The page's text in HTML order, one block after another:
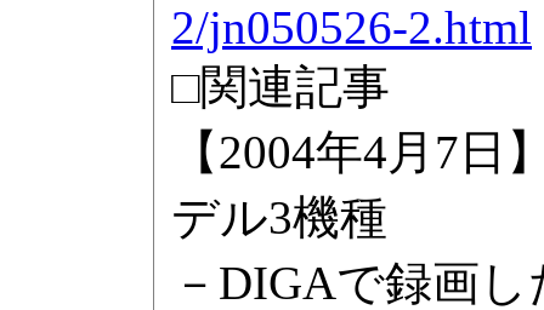
2/jn050526-2.html
□関連記事
【2004年4月7
デル3機種
－DIGAで録画